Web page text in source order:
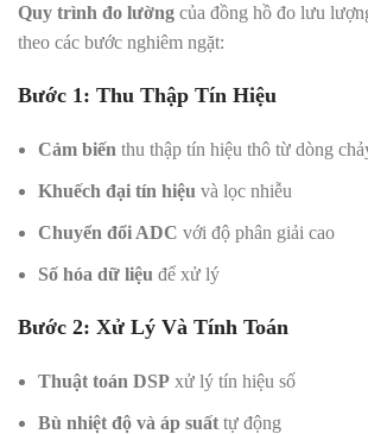
Quy trình đo lường của đồng hồ đo lưu
theo các bước nghiêm ngặt:
Bước 1: Thu Thập Tín Hiệu
Cảm biến thu thập tín hiệu thô từ dòng
Khuếch đại tín hiệu và lọc nhiễu
Chuyển đổi ADC với độ phân giải cao
Số hóa dữ liệu để xử lý
Bước 2: Xử Lý Và Tính Toán
Thuật toán DSP xử lý tín hiệu số
Bù nhiệt độ và áp suất tự động